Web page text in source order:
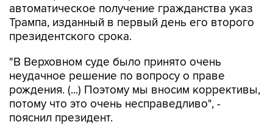
автоматическое получение гражданства указ
Трампа, изданный в первый день его второго
президентского срока.
"В Верховном суде было принято очень
неудачное решение по вопросу о праве
рождения. (...) Поэтому мы вносим коррективы,
потому что это очень несправедливо", -
пояснил президент.